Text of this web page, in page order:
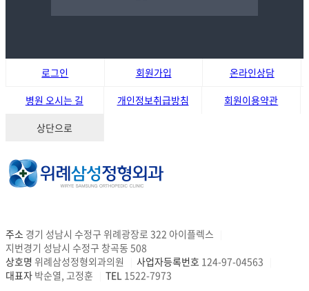
로그인 회원가입
온라인상담
병원 오시는 길
개인정보취급방침
회원이용약관
상단으로
주소 경기 성남시 수정구 위례광장로 322 아이플렉스
지번경기 성남시 수정구 창곡동 508
상호명 위례삼성정형외과의원 사업자등록번호 124-97-04563
대표자 박순열, 고정훈 TEL 1522-7973